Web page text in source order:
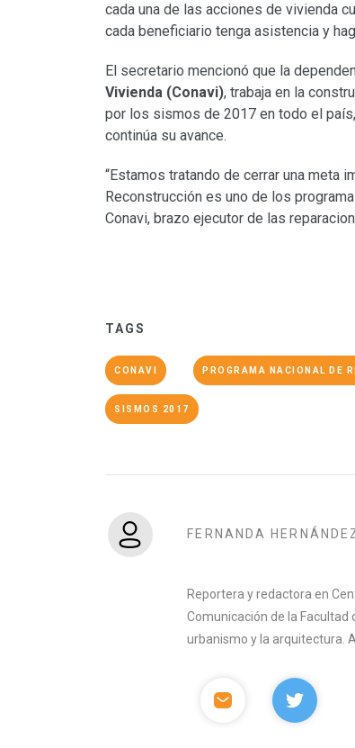
cada una de las acciones de vivienda
cada beneficiario tenga asistencia y
El secretario mencionó que la
Vivienda (Conavi), trabaja en la
por los sismos de 2017 en todo el
continúa su avance.
“Estamos tratando de cerrar una meta
Reconstrucción es uno de los
Conavi, brazo ejecutor de las
TAGS
CONAVI PROGRAMA NACIONAL DE
SISMOS 2017
FERNANDA
Reportera y redactora en
Comunicación de la Facultad
urbanismo y la arquitectura.